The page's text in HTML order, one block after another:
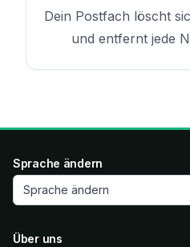
Dein Postfach löscht
und entfernt jede
Sprache ändern
Sprache ändern
Über uns